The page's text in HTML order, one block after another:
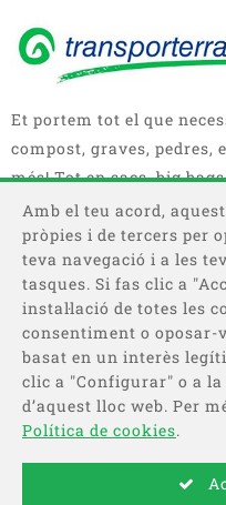
Et portem tot el que
compost, graves, pedres,
més! Tot en sacs, big
Categories
Informació
Amb el teu acord,
pròpies i de tercers per
teva navegació i a les
tasques. Si fas clic a
instal·lació de totes les
consentiment o oposar-
basat en un interès
clic a "Configurar" o a
d’aquest lloc web. Per
Política de cookies.